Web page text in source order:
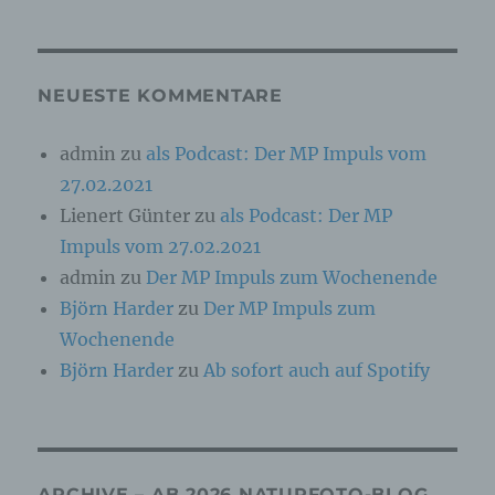
NEUESTE KOMMENTARE
admin zu als Podcast: Der MP Impuls vom
27.02.2021
Lienert Günter zu als Podcast: Der MP
Impuls vom 27.02.2021
admin zu Der MP Impuls zum Wochenende
Björn Harder zu Der MP Impuls zum
Wochenende
Björn Harder zuAb sofort auch auf Spotify
physischen, physiologischen, genetischen,
sozialen Identität dieser natürlichen Person
b) betroffene Person
Betroffene Person ist jede identifizierte oder
identifizierbare natürliche Person, deren
personenbezogene Daten von dem für die
werden.
c) Verarbeitung
automatisierter Verfahren ausgeführte Vorgang